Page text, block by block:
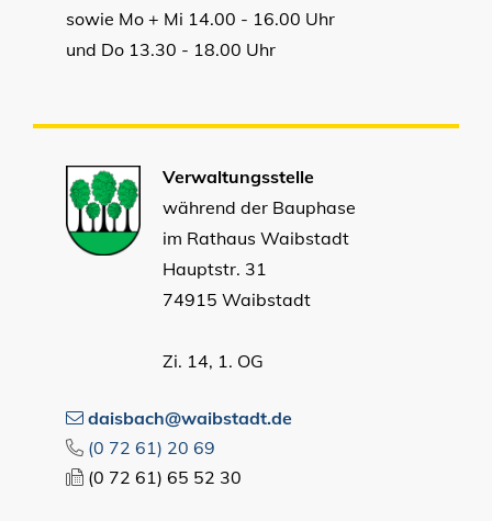
sowie Mo + Mi 14.00 - 16.00 Uhr
und Do 13.30 - 18.00 Uhr
Verwaltungsstelle
während der Bauphase
im Rathaus Waibstadt
Hauptstr. 31
74915 Waibstadt
Zi. 14, 1. OG
daisbach@waibstadt.de
(0 72 61) 20 69
(0 72 61) 65 52 30